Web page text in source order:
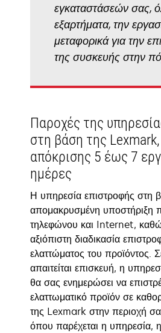
εγκαταστάσεών σας,
εξαρτήματα, την
μεταφορικά για την
της συσκευής στην
Παροχές της
στη βάση της
απόκρισης 5 έως 7
ημέρες
Η υπηρεσία επιστροφής στη
απομακρυσμένη υποστήριξη
τηλεφώνου και Internet,
αξιόπιστη διαδικασία
ελαττώματος του προϊόντος.
απαιτείται επισκευή, η
θα σας ενημερώσει να
ελαττωματικό προϊόν σε
της Lexmark στην περιοχή
όπου παρέχεται η υπηρεσία,